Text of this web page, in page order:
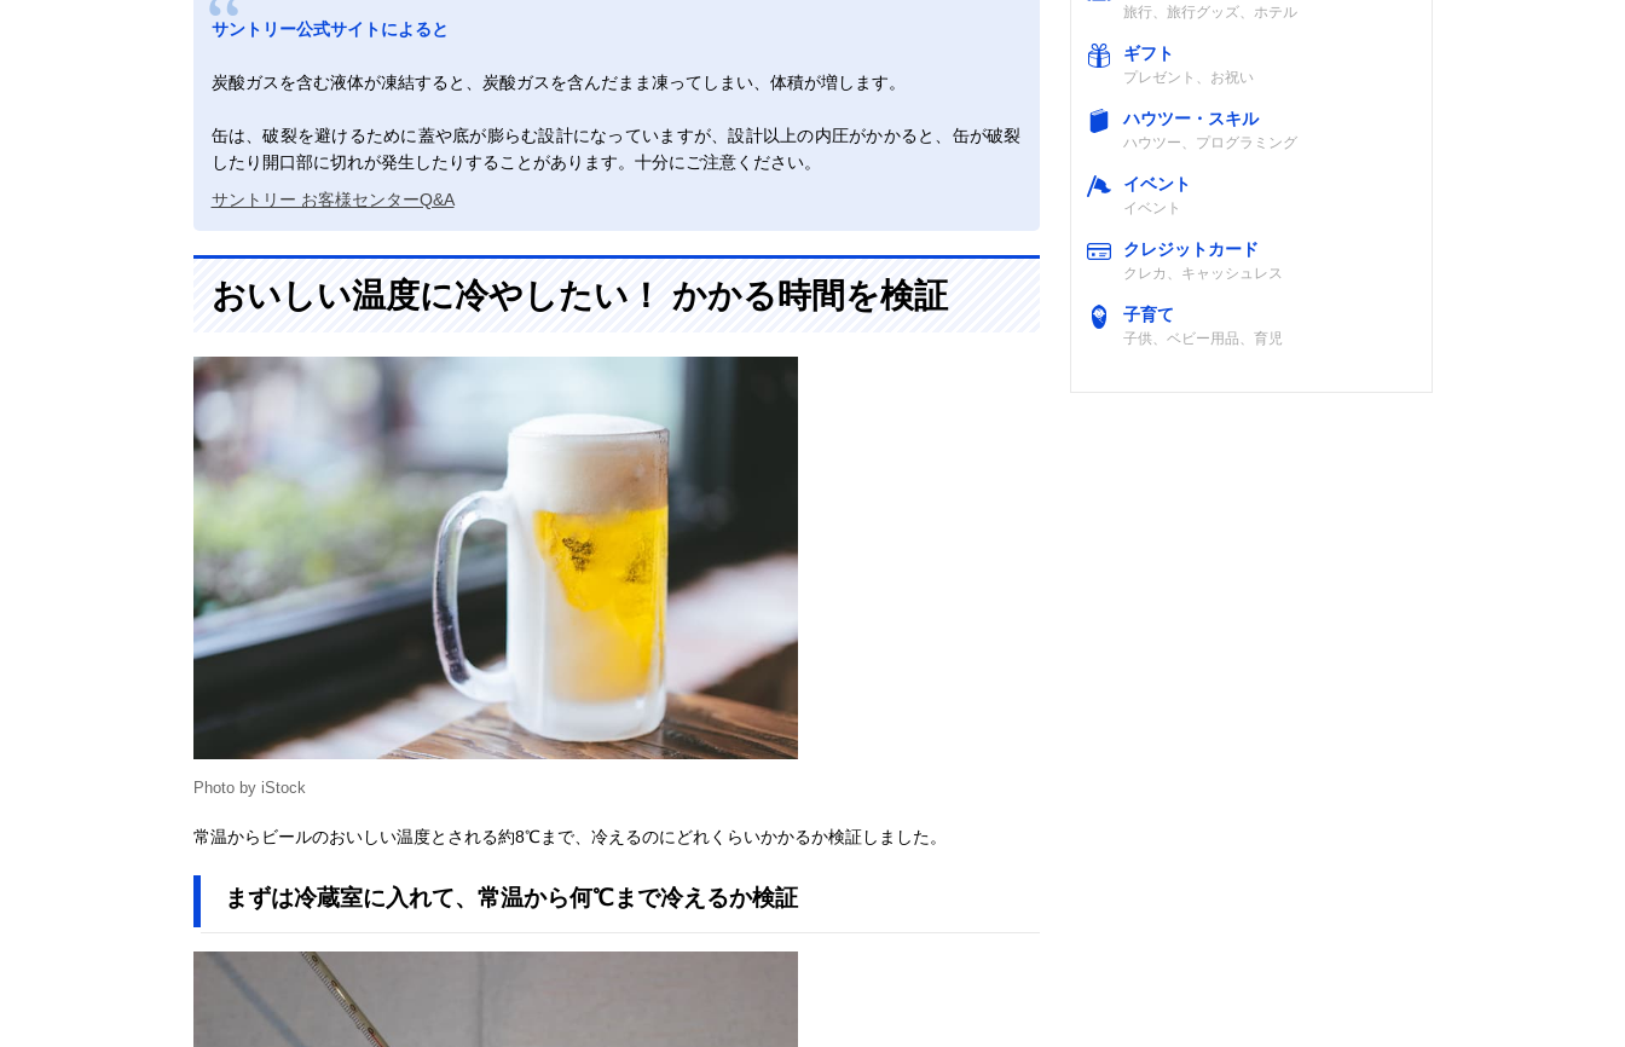
サントリー公式サイトによると
炭酸ガスを含む液体が凍結すると、炭酸ガスを含んだまま凍ってしまい、体積が増します。
缶は、破裂を避けるために蓋や底が膨らむ設計になっていますが、設計以上の内圧がかかると、缶が破裂
したり開口部に切れが発生したりすることがあります。十分にご注意ください。
サントリー お客様センターQ&A
おいしい温度に冷やしたい！ かかる時間を検証
Photo by iStock
常温からビールのおいしい温度とされる約8℃まで、冷えるのにどれくらいかかるか検証しました。
まずは冷蔵室に入れて、常温から何℃まで冷えるか検証
旅行、旅行グッズ、ホテル
ギフト
プレゼント、お祝い
ハウツー・スキル
ハウツー、プログラミング
イベント
イベント
クレジットカード
クレカ、キャッシュレス
子育て
子供、ベビー用品、育児